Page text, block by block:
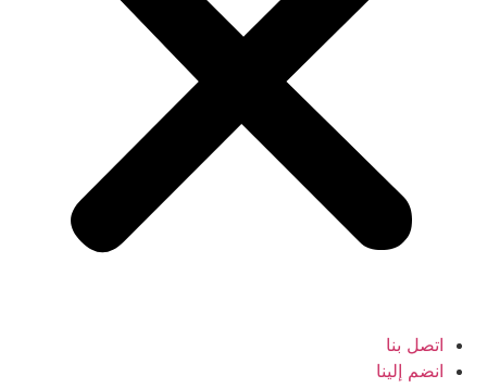
اتصل بنا
انضم إلينا